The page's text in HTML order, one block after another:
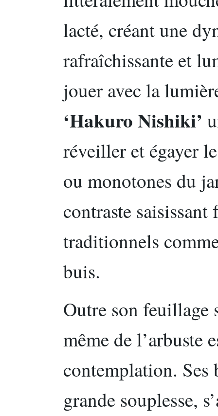
lacté, créant une
rafraîchissante et
jouer avec la
‘Hakuro Nishiki’
réveiller et égayer
ou monotones du
contraste
traditionnels
buis.
Outre son feuillage
même de l’arbuste
contemplation. Ses
grande souplesse,